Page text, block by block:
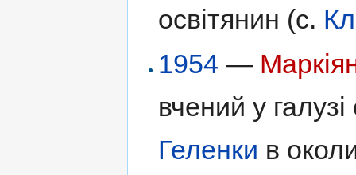
освітянин (с.
1954 —
вчений у галузі
Геленки в